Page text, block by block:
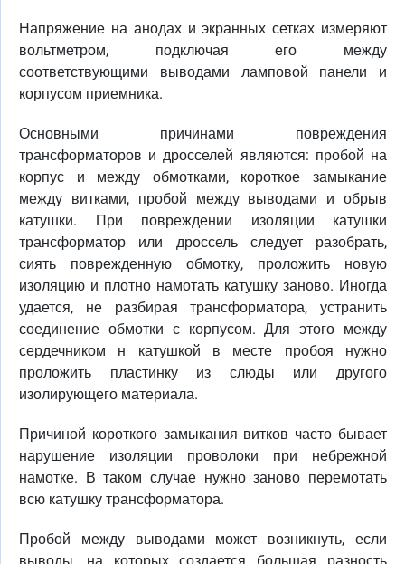
Напряжение на анодах и экранных сетках измеряют
вольтметром, подключая его между
соответствующими выводами ламповой панели и
корпусом приемника.
Основными причинами повреждения
трансформаторов и дросселей являются: пробой на
корпус и между обмотками, короткое замыкание
между витками, пробой между выводами и обрыв
катушки. При повреждении изоляции катушки
трансформатор или дроссель следует разобрать,
сиять поврежденную обмотку, проложить новую
изоляцию и плотно намотать катушку заново. Иногда
удается, не разбирая трансформатора, устранить
соединение обмотки с корпусом. Для этого между
сердечником н катушкой в месте пробоя нужно
проложить пластинку из слюды или другого
изолирующего материала.
Причиной короткого замыкания витков часто бывает
нарушение изоляции проволоки при небрежной
намотке. В таком случае нужно заново перемотать
всю катушку трансформатора.
Пробой между выводами может возникнуть, если